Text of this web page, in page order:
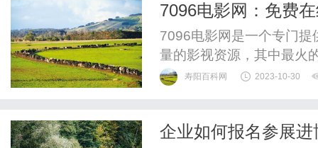
在美国居留和工作。然而
7096电影网：免费
7096电影网是一个专门
量的影视资源，其中最火
追剧的观众来说，7096
而且每个电视剧的画质都
寿阳百科网 2023-10-30
企业如何报名参展